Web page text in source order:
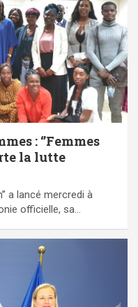
: ‘’Femmes
la lutte
a lancé mercredi à
officielle, sa…